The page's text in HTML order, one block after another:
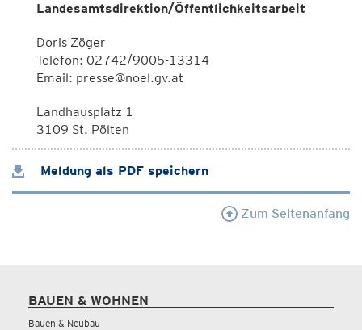
Landesamtsdirektion/Öffentlichkeitsarbeit
Doris Zöger
Telefon: 02742/9005-13314
Email: presse@noel.gv.at
Landhausplatz 1
3109 St. Pölten
Meldung als PDF speichern
Zum Seitenanfang
BAUEN & WOHNEN
Bauen & Neubau